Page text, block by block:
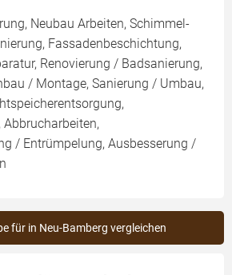
Neubau Arbeiten, Schimmel-
Fassadenbeschichtung,
Renovierung / Badsanierung,
/ Montage, Sanierung / Umbau,
/ Entrümpelung, Ausbesserung /
für in Neu-Bamberg vergleichen